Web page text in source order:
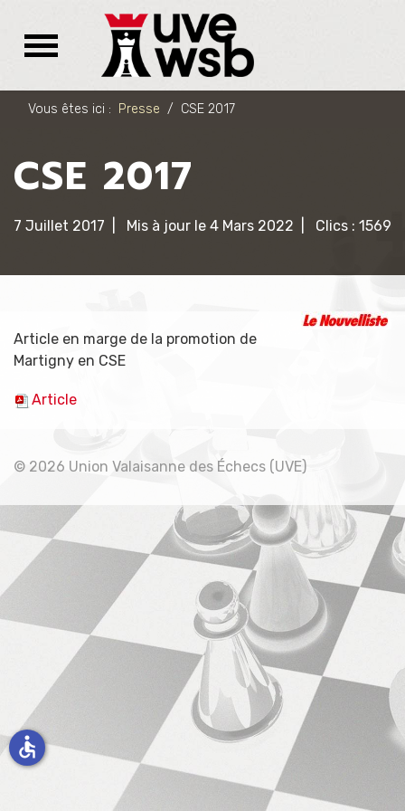
Vous êtes ici : Presse CSE 2017
CSE 2017
7 Juillet 2017 Mis à jour le 4 Mars 2022 Clics : 1569
Article en marge de la promotion de
Martigny en CSE
Article
© 2026 Union Valaisanne des Échecs (UVE)
accessible